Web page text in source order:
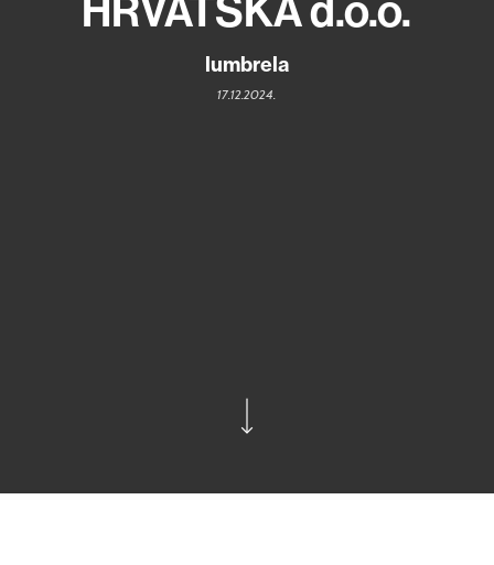
HRVATSKA d.o.o.
lumbrela
17.12.2024.